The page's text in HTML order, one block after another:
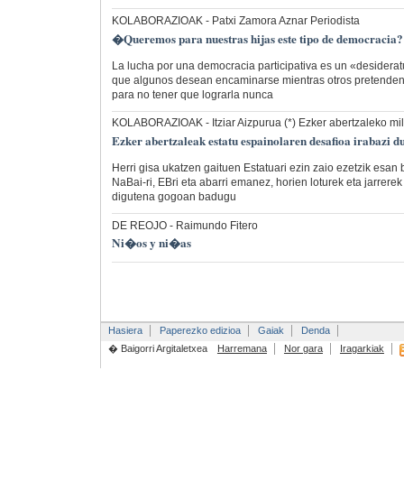
KOLABORAZIOAK- Patxi Zamora Aznar Periodista
�Queremos para nuestras hijas este tipo de democracia?
La lucha por una democracia participativa es un
que algunos desean encaminarse mientras otros
para no tener que lograrla nunca
KOLABORAZIOAK- Itziar Aizpurua (*) Ezker abertzaleko
Ezker abertzaleak estatu espainolaren desafioa irabazi
Herri gisa ukatzen gaituen Estatuari ezin zaio ezetzik esan
NaBai-ri, EBri eta abarri emanez, horien loturek eta
digutena gogoan badugu
DE REOJO- Raimundo Fitero
Ni�os y ni�as
Hasiera Paperezko edizioa Gaiak
Denda
� Baigorri Argitaletxea
Harremana Nor gara Iragarkiak